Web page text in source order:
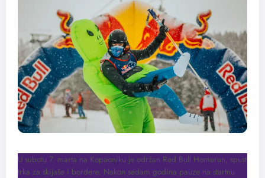
U subotu 7. marta na Kopaoniku je održan Red Bull Homerun, spust
trka za skijaše i bordere. Nakon sedam godina pauze na startnu